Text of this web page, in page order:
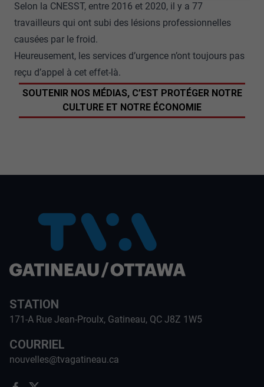
Selon la CNESST, entre 2016 et 2020, il y a 77
travailleurs qui ont subi des lésions professionnelles
causées par le froid.
Heureusement, les services d’urgence n’ont toujours pas
reçu d’appel à cet effet-là.
SOUTENIR NOS MÉDIAS, C’EST PROTÉGER NOTRE
CULTURE ET NOTRE ÉCONOMIE
STATION
171-A Rue Jean-Proulx, Gatineau, QC J8Z 1W5
COURRIEL
nouvelles@tvagatineau.ca